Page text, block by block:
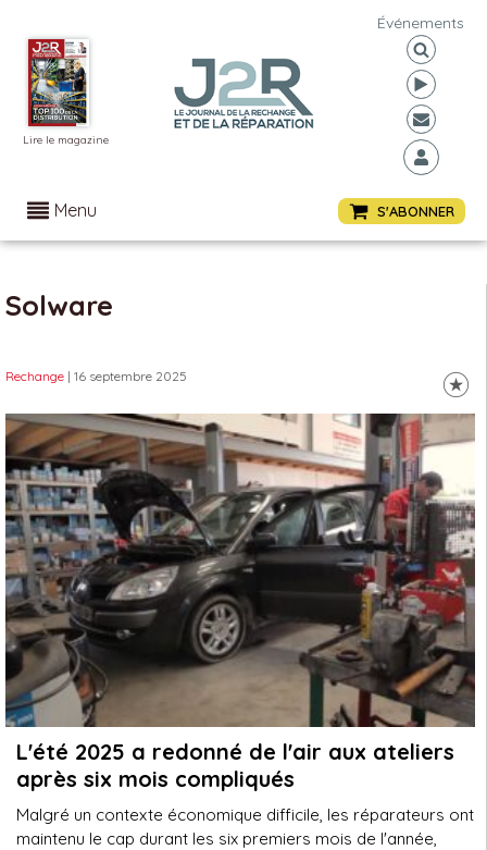
Lire le magazine
Événements
Menu S'ABONNER
Solware
Rechange | 16 septembre 2025
L'été 2025 a redonné de l'air aux ateliers
après six mois compliqués
Malgré un contexte économique difficile, les réparateurs ont
maintenu le cap durant les six premiers mois de l'année,